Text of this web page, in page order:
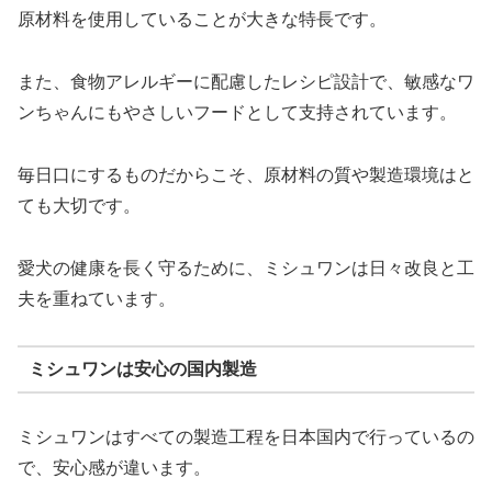
原材料を使用していることが大きな特長です。
また、食物アレルギーに配慮したレシピ設計で、敏感なワ
ンちゃんにもやさしいフードとして支持されています。
毎日口にするものだからこそ、原材料の質や製造環境はと
ても大切です。
愛犬の健康を長く守るために、ミシュワンは日々改良と工
夫を重ねています。
ミシュワンは安心の国内製造
ミシュワンはすべての製造工程を日本国内で行っているの
で、安心感が違います。